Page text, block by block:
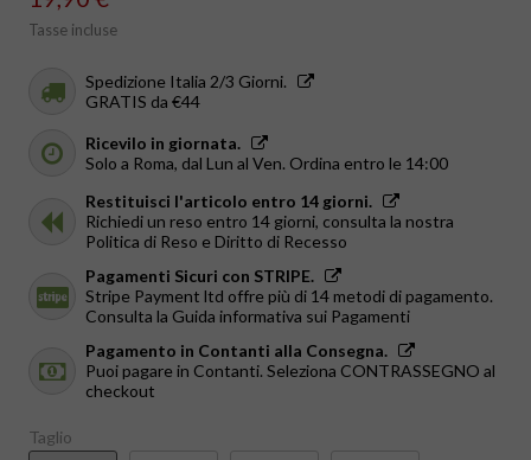
Tasse incluse
Spedizione Italia 2/3 Giorni.
GRATIS da €44
Ricevilo in giornata.
Solo a Roma, dal Lun al Ven. Ordina entro le 14:00
Restituisci l'articolo entro 14 giorni.
Richiedi un reso entro 14 giorni, consulta la nostra
Politica di Reso e Diritto di Recesso
Pagamenti Sicuri con STRIPE.
Stripe Payment ltd offre più di 14 metodi di pagamento.
Consulta la Guida informativa sui Pagamenti
Pagamento in Contanti alla Consegna.
Puoi pagare in Contanti. Seleziona CONTRASSEGNO al
checkout
Taglio